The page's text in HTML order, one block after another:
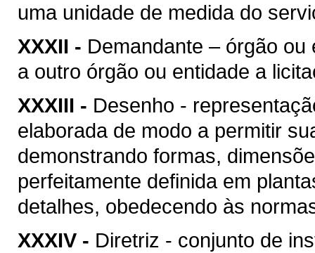
uma unidade de medida do
XXXII - Demandante – órgão
a outro órgão ou entidade a
XXXIII - Desenho -
elaborada de modo a permitir
demonstrando formas,
perfeitamente definida em
detalhes, obedecendo às
XXXIV - Diretriz - conjunto de